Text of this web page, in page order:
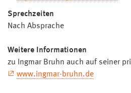
Sprechzeiten
Nach Absprache
Weitere Informationen
zu Ingmar Bruhn auch auf seiner
www.ingmar-bruhn.de